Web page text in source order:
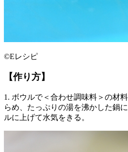
©Eレシピ
【作り方】
1. ボウルで＜合わせ調味料＞の材
らめ、たっぷりの湯を沸かした鍋
ルに上げて水気をきる。